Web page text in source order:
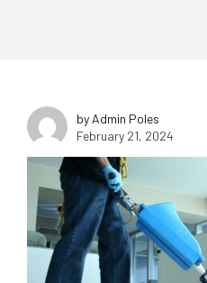
by Admin Poles
February 21, 2024